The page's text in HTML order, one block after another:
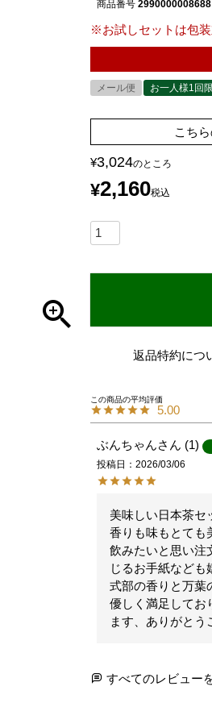
商品番号 2990000008688
※お試しセットは包装
メール便 お一人様1回
こち
¥3,024のところ
¥2,160税込
返品特約につ
5.00
ぶんちゃん 1
投稿日
2026/03/06
美味しい日本茶セ
香りも味もとても
飲みたいと思い注
じるお手紙なども
式部の香りと万葉
優しく満足してお
ます、ありがとう
すべてのレビュー